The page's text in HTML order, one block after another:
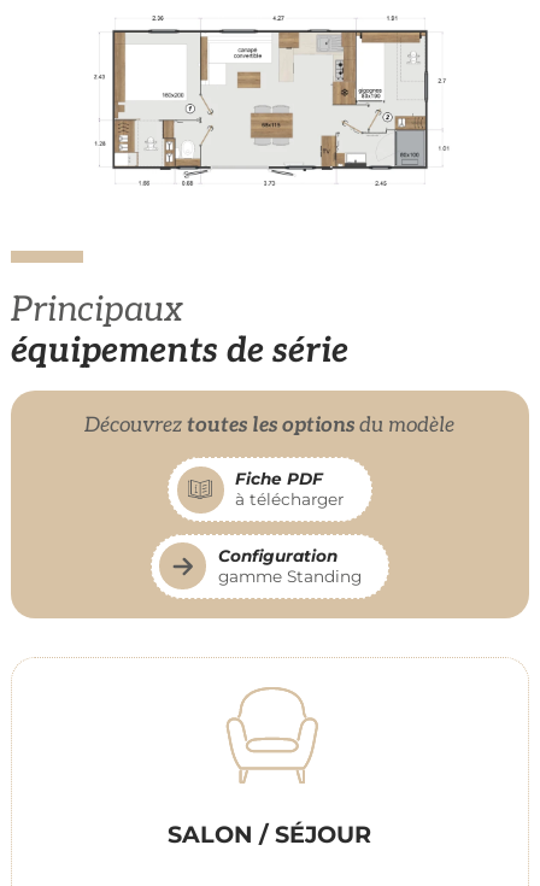
Principaux
équipements de série
Découvreztoutes les options du modèle
Fiche PDF
à télécharger
Configuration
gamme Standing
SALON / SÉJOUR